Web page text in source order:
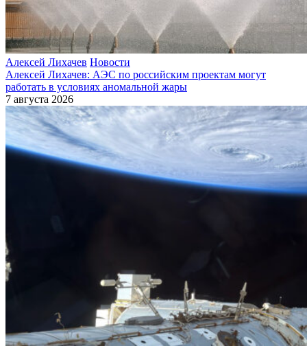
Алексей Лихачев Новости
Алексей Лихачев: АЭС по российским проектам могут
работать в условиях аномальной жары
7 августа 2026